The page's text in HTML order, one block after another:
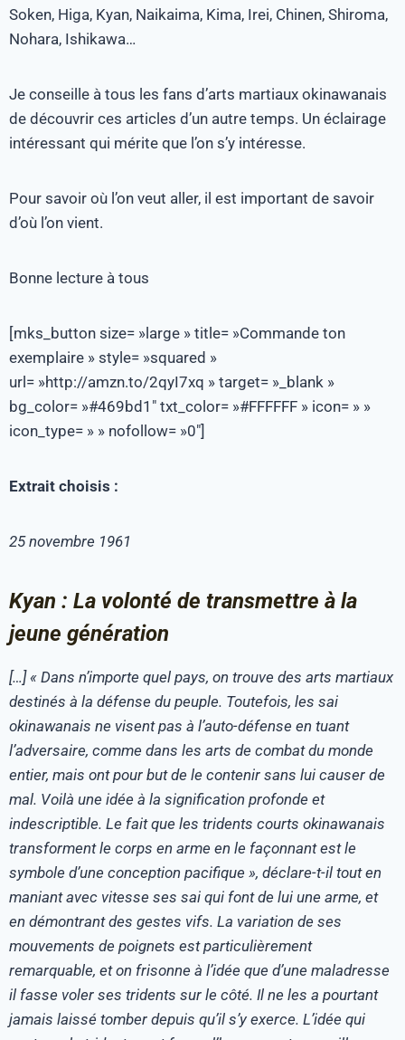
Soken, Higa, Kyan, Naikaima, Kima, Irei, Chinen, Shiroma,
Nohara, Ishikawa…
Je conseille à tous les fans d’arts martiaux okinawanais
de découvrir ces articles d’un autre temps. Un éclairage
intéressant qui mérite que l’on s’y intéresse.
Pour savoir où l’on veut aller, il est important de savoir
d’où l’on vient.
Bonne lecture à tous
[mks_button size= »large » title= »Commande ton
exemplaire » style= »squared »
url= »http://amzn.to/2qyI7xq » target= »_blank »
bg_color= »#469bd1″ txt_color= »#FFFFFF » icon= » »
icon_type= » » nofollow= »0″]
Extrait choisis :
25 novembre 1961
Kyan : La volonté de transmettre à la
jeune génération
[…] « Dans n’importe quel pays, on trouve des arts martiaux
destinés à la défense du peuple. Toutefois, les sai
okinawanais ne visent pas à l’auto-défense en tuant
l’adversaire, comme dans les arts de combat du monde
entier, mais ont pour but de le contenir sans lui causer de
mal. Voilà une idée à la signification profonde et
indescriptible. Le fait que les tridents courts okinawanais
transforment le corps en arme en le façonnant est le
symbole d’une conception pacifique », déclare-t-il tout en
maniant avec vitesse ses sai qui font de lui une arme, et
en démontrant des gestes vifs. La variation de ses
mouvements de poignets est particulièrement
remarquable, et on frisonne à l’idée que d’une maladresse
il fasse voler ses tridents sur le côté. Il ne les a pourtant
jamais laissé tomber depuis qu’il s’y exerce. L’idée qui